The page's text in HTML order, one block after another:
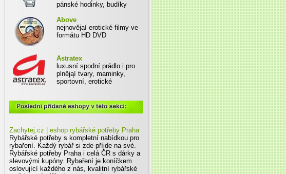
pánské hodinky, budíky
Above
nejnovějąí erotické filmy ve
formátu HD DVD
Astratex
luxusní spodní prádlo i pro
plnějąí tvary, maminky,
sportovní, erotické
Poslední tři schválené eshopy v sekci
Zachytej.cz | eshop rybářské potřeby Praha
Rybářské potřeby s kompletní nabídkou pro
rybaření. Každý rybář si zde příjde na své.
Rybářské potřeby Praha i celá ČR s dárky a
slevovými kupóny. Rybaření je koníčkem
oslovující každého z nás, kvalitní rybářské